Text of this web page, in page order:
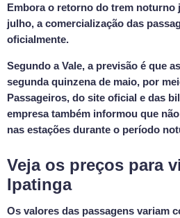
Embora o retorno do trem noturno
julho, a comercialização das
oficialmente.
Segundo a Vale, a previsão é que
segunda quinzena de maio, por
Passageiros, do site oficial e das
empresa também informou que
nas estações durante o período
Veja os preços para
Ipatinga
Os valores das passagens variam